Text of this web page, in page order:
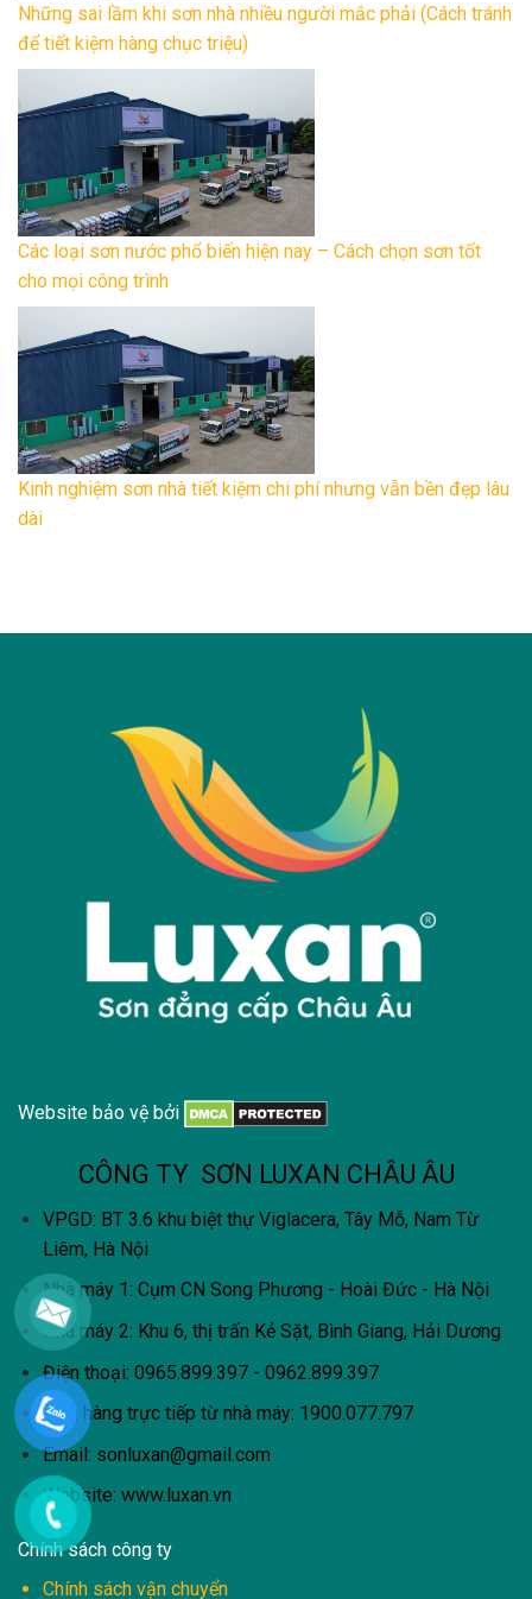
Những sai lầm khi sơn nhà nhiều người mắc phải (Cách tránh
để tiết kiệm hàng chục triệu)
Các loại sơn nước phổ biến hiện nay – Cách chọn sơn tốt
cho mọi công trình
Kinh nghiệm sơn nhà tiết kiệm chi phí nhưng vẫn bền đẹp lâu
dài
Website bảo vệ bởi
CÔNG TY SƠN LUXAN CHÂU ÂU
VPGD: BT 3.6 khu biệt thự Viglacera, Tây Mỗ, Nam Từ
Liêm, Hà Nội
Nhà máy 1: Cụm CN Song Phương - Hoài Đức - Hà Nội
Nhà máy 2: Khu 6, thị trấn Kẻ Sặt, Bình Giang, Hải Dương
Điện thoại: 0965.899.397 - 0962.899.397
Mua hàng trực tiếp từ nhà máy: 1900.077.797
Email: sonluxan@gmail.com
Website: www.luxan.vn
Chính sách công ty
Chính sách vận chuyển